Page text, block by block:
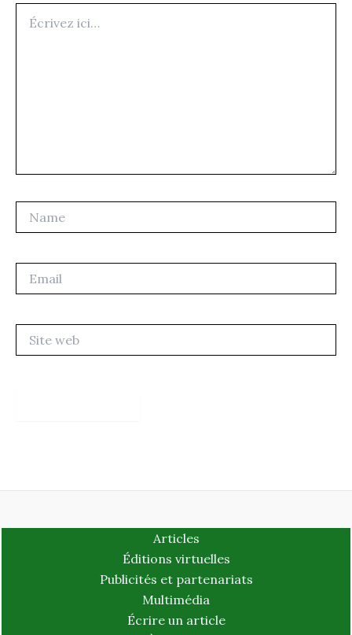
ici…
web
Articles
Éditions virtuelles
Publicités et partenariats
Multimédia
Écrire un article